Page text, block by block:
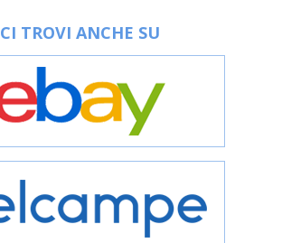
CI TROVI ANCHE SU